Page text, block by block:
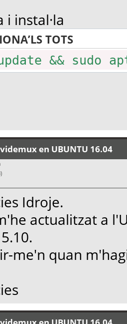
i instal·la
TOTS
&& sudo
en UBUNTU 16.04
Idroje.
actualitzat a
me'n quan